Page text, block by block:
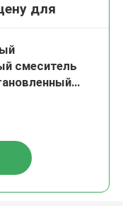
для
смеситель